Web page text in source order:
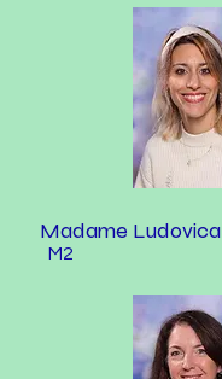
Madame Ludovica
M2